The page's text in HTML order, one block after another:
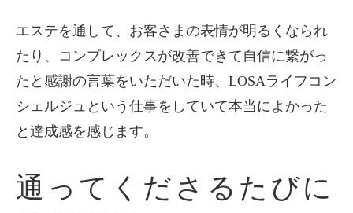
エステを通して、お客さまの表情が明るくなられ
たり、コンプレックスが改善できて自信に繋がっ
たと感謝の言葉をいただいた時、LOSAライフコン
シェルジュという仕事をしていて本当によかった
と達成感を感じます。
通ってくださるたびに